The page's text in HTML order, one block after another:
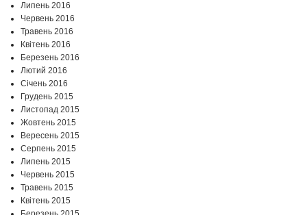
Липень 2016
Червень 2016
Травень 2016
Квітень 2016
Березень 2016
Лютий 2016
Січень 2016
Грудень 2015
Листопад 2015
Жовтень 2015
Вересень 2015
Серпень 2015
Липень 2015
Червень 2015
Травень 2015
Квітень 2015